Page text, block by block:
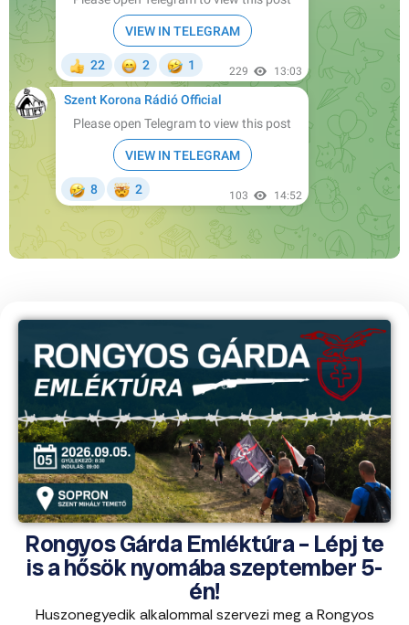
Rongyos Gárda Emléktúra – Lépj te
is a hősök nyomába szeptember 5-
én!
Huszonegyedik alkalommal szervezi meg a Rongyos